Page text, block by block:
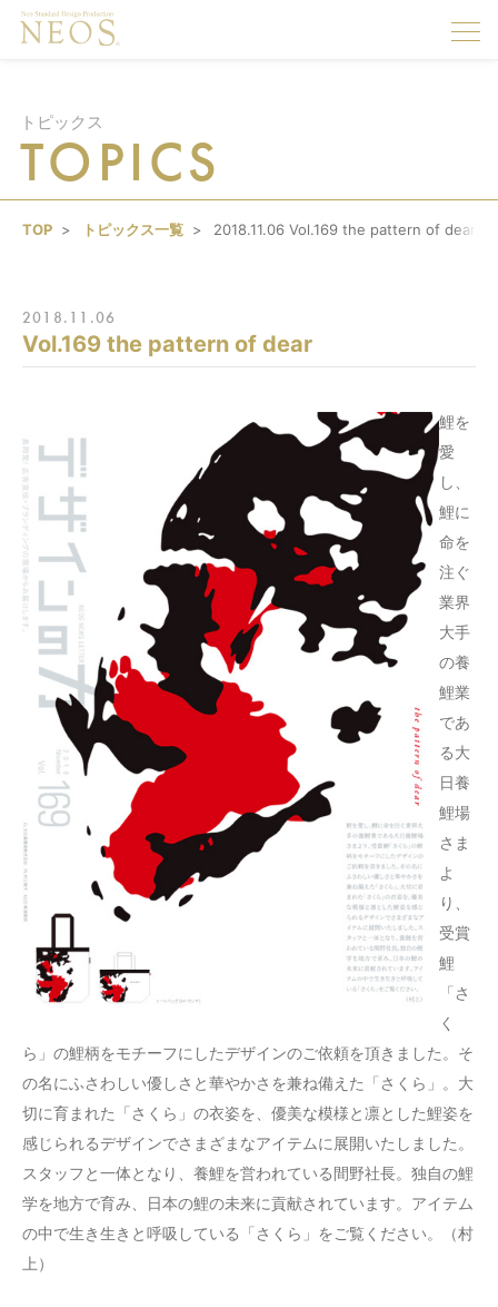
トピックス
TOPICS
TOP トピックス一覧 2018.11.06 Vol.169 the pattern of dear
2018.11.06
Vol.169 the pattern of dear
鯉を
愛
し、
鯉に
命を
注ぐ
業界
大手
の養
鯉業
であ
る大
日養
鯉場
さま
よ
り、
受賞
鯉
「さ
く
ら」の鯉柄をモチーフにしたデザインのご依頼を頂きました。そ
の名にふさわしい優しさと華やかさを兼ね備えた「さくら」。大
切に育まれた「さくら」の衣姿を、優美な模様と凛とした鯉姿を
感じられるデザインでさまざまなアイテムに展開いたしました。
スタッフと一体となり、養鯉を営われている間野社長。独自の鯉
学を地方で育み、日本の鯉の未来に貢献されています。アイテム
の中で生き生きと呼吸している「さくら」をご覧ください。（村
上）